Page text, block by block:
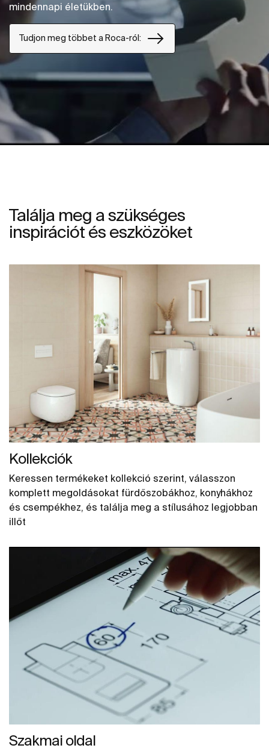
mindennapi életükben.
Tudjon meg többet a Roca-ról:
Találja meg a szükséges
inspirációt és eszközöket
Kollekciók
Keressen termékeket kollekció szerint, válasszon
komplett megoldásokat fürdőszobákhoz, konyhákhoz
és csempékhez, és találja meg a stílusához legjobban
illőt
Szakmai oldal